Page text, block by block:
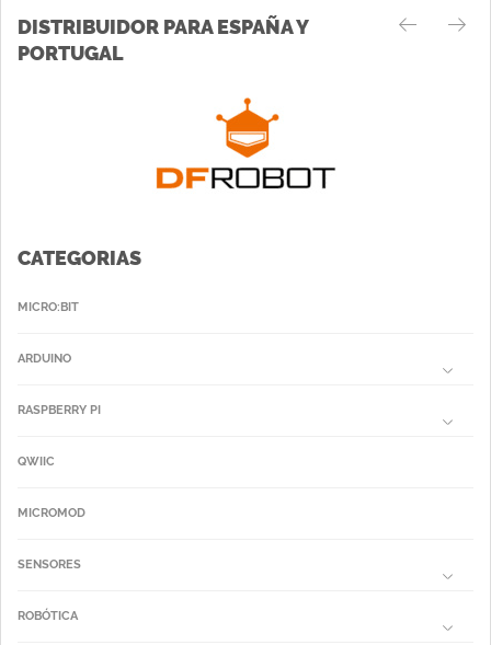
DISTRIBUIDOR PARA ESPAÑA Y
PORTUGAL
CATEGORIAS
MICRO:BIT
ARDUINO
RASPBERRY PI
QWIIC
MICROMOD
SENSORES
ROBÓTICA